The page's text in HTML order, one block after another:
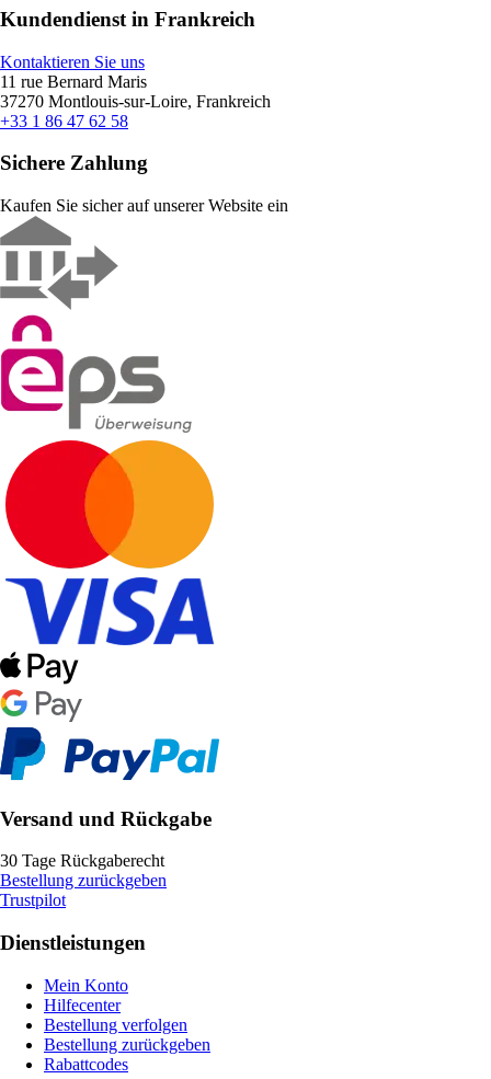
Kundendienst in Frankreich
Kontaktieren Sie uns
11 rue Bernard Maris
37270 Montlouis-sur-Loire, Frankreich
+33 1 86 47 62 58
Sichere Zahlung
Kaufen Sie sicher auf unserer Website ein
Versand und Rückgabe
30 Tage Rückgaberecht
Bestellung zurückgeben
Trustpilot
Dienstleistungen
Mein Konto
Hilfecenter
Bestellung verfolgen
Bestellung zurückgeben
Rabattcodes